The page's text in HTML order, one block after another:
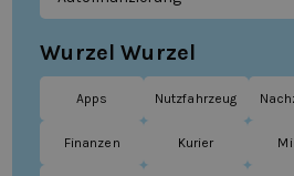
Wurzel Wurzel
Apps Nutzfahrzeug
Finanzen Kurier